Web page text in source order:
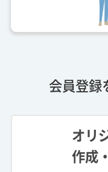
会員登録
オリ
作成